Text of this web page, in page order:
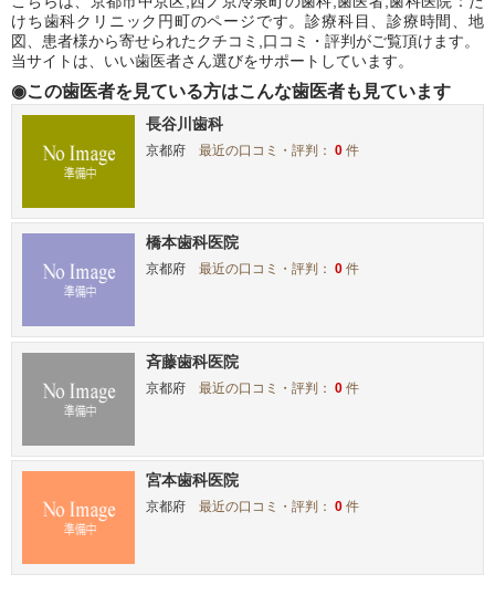
けち歯科クリニック円町のページです。診療科目、診療時間、地
図、患者様から寄せられたクチコミ,口コミ・評判がご覧頂けます。
当サイトは、いい歯医者さん選びをサポートしています。
◉この歯医者を見ている方はこんな歯医者も見ています
長谷川歯科
京都府 最近の口コミ・評判：0 件
橋本歯科医院
京都府 最近の口コミ・評判：0 件
斉藤歯科医院
京都府 最近の口コミ・評判：0 件
宮本歯科医院
京都府 最近の口コミ・評判：0 件